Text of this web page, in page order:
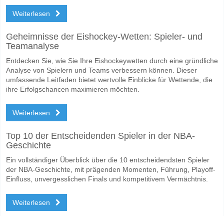
Nein für Beide Teams Erzielen, mit einem Prozentsatz von 58%.
Wofür ist die richtige Ergebnisprognose Spartak
Auf der riskanten Seite, können Sie das Korrektes Ergebnis von
Weiterlesen
Geheimnisse der Eishockey-Wetten: Spieler- und
Teamanalyse
Entdecken Sie, wie Sie Ihre Eishockeywetten durch eine gründliche
Analyse von Spielern und Teams verbessern können. Dieser
umfassende Leitfaden bietet wertvolle Einblicke für Wettende, die
ihre Erfolgschancen maximieren möchten.
Weiterlesen
Top 10 der Entscheidenden Spieler in der NBA-
Geschichte
Ein vollständiger Überblick über die 10 entscheidendsten Spieler
der NBA-Geschichte, mit prägenden Momenten, Führung, Playoff-
Einfluss, unvergesslichen Finals und kompetitivem Vermächtnis.
Weiterlesen